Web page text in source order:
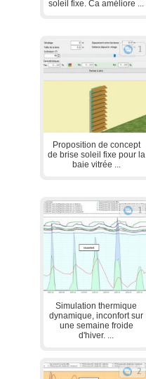
soleil fixe. Ca améliore ...
1
Proposition de concept
de brise soleil fixe pour la
baie vitrée ...
1
Simulation thermique
dynamique, inconfort sur
une semaine froide
d'hiver. ...
2